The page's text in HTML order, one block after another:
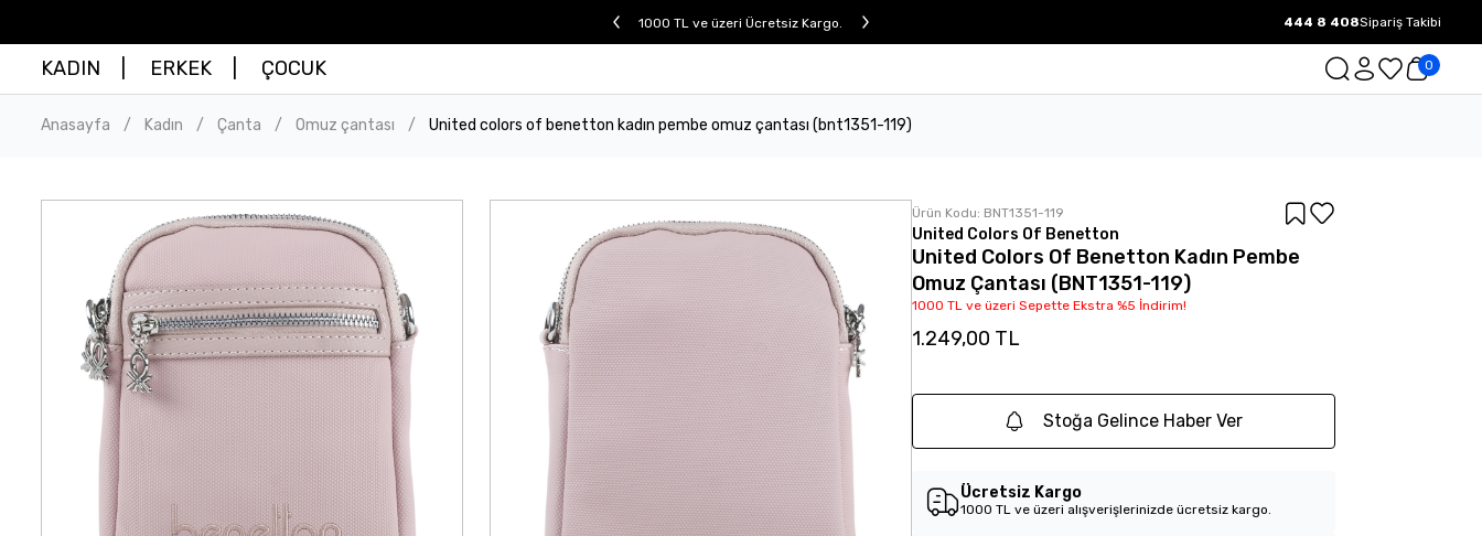
1000 TL ve üzeri Ücretsiz Kargo. 1000 TL ve üzeri Ücretsiz Kargo.
444 8 408Sipariş Takibi
KADIN ERKEK ÇOCUK 0
Anasayfa / Kadın / Çanta / Omuz çantası / United colors of benetton kadın pembe omuz çantası (bnt1351-119)
Ürün Kodu: BNT1351-119
United Colors Of Benetton
United Colors Of Benetton Kadın Pembe
Omuz Çantası (BNT1351-119)
1000 TL ve üzeri Sepette Ekstra %5 İndirim!
1.249,00 TL
Stoğa Gelince Haber Ver
Ücretsiz Kargo
1000 TL ve üzeri alışverişlerinizde ücretsiz kargo.